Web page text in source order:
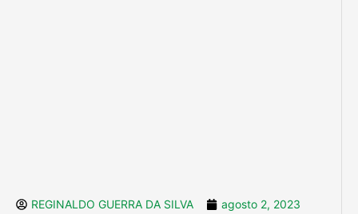
REGINALDO GUERRA DA SILVA
agosto 2, 2023